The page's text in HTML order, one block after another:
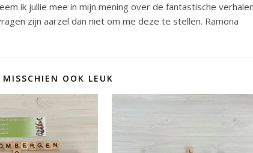
ik jullie mee in mijn mening over de fantastische verhalen
zijn aarzel dan niet om me deze te stellen. Ramona
OOK LEUK